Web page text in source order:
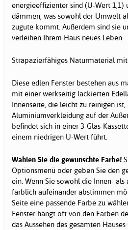
energieeffizienter sind (U-Wert 1,1)
dämmen, was sowohl der Umwelt
zugute kommt. Außerdem sind sie
verleihen Ihrem Haus neues Leben.
Strapazierfähiges Naturmaterial
Diese edlen Fenster bestehen aus
mit einer werkseitig lackierten
Innenseite, die leicht zu reinigen
Aluminiumverkleidung auf der
befindet sich in einer 3-Glas-
einem niedrigen U-Wert führt.
Wählen Sie die gewünschte Farbe!
Optionsmenü oder geben Sie den
ein. Wenn Sie sowohl die Innen- als
farblich aufeinander abstimmen
Seite eine passende Farbe zu
Fenster hängt oft von den Farben
das Aussehen des gesamten